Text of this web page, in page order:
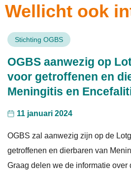
Wellicht ook
Stichting OGBS
OGBS aanwezig op
voor getroffenen en
Meningitis en
11 januari 2024
OGBS zal aanwezig zijn op de
getroffenen en dierbaren van
Graag delen we de informatie over